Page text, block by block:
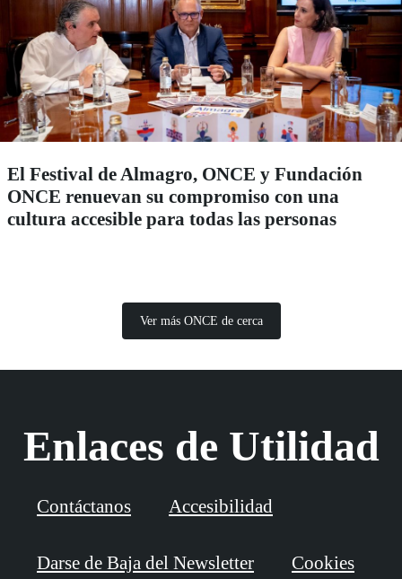
El Festival de Almagro, ONCE y Fundación
ONCE renuevan su compromiso con una
cultura accesible para todas las personas
Ver más ONCE de cerca
Enlaces de Utilidad
Contáctanos Accesibilidad
Darse de Baja del Newsletter Cookies